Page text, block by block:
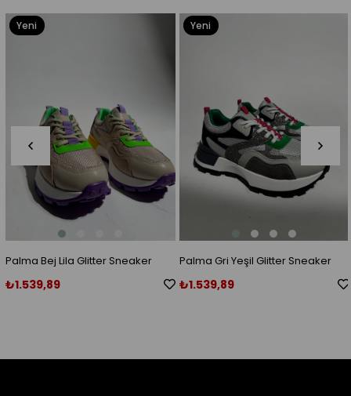
Palma Bej Lila Glitter Sneaker
₺1.539,89
Yeni
Palma Gri Yeşil Glitter Sneaker
₺1.539,89
Yeni